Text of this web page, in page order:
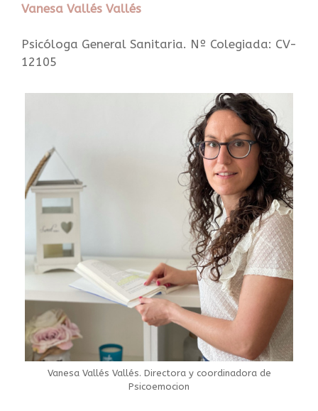
Vanesa Vallés Vallés
Psicóloga General Sanitaria. Nº Colegiada: CV-
12105
Vanesa Vallés Vallés. Directora y coordinadora de
Psicoemocion